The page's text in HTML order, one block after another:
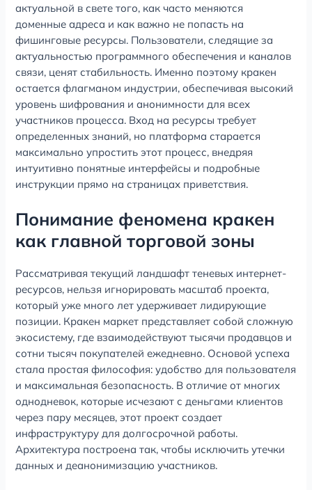
актуальной в свете того, как часто меняются
доменные адреса и как важно не попасть на
фишинговые ресурсы. Пользователи, следящие за
актуальностью программного обеспечения и каналов
связи, ценят стабильность. Именно поэтому кракен
остается флагманом индустрии, обеспечивая высокий
уровень шифрования и анонимности для всех
участников процесса. Вход на ресурсы требует
определенных знаний, но платформа старается
максимально упростить этот процесс, внедряя
интуитивно понятные интерфейсы и подробные
инструкции прямо на страницах приветствия.
Понимание феномена кракен
как главной торговой зоны
Рассматривая текущий ландшафт теневых интернет-
ресурсов, нельзя игнорировать масштаб проекта,
который уже много лет удерживает лидирующие
позиции. Кракен маркет представляет собой сложную
экосистему, где взаимодействуют тысячи продавцов и
сотни тысяч покупателей ежедневно. Основой успеха
стала простая философия: удобство для пользователя
и максимальная безопасность. В отличие от многих
однодневок, которые исчезают с деньгами клиентов
через пару месяцев, этот проект создает
инфраструктуру для долгосрочной работы.
Архитектура построена так, чтобы исключить утечки
данных и деанонимизацию участников.